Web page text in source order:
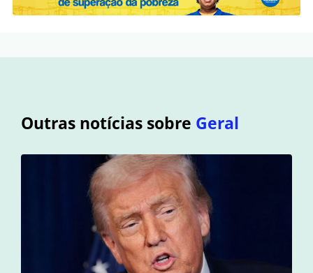
Outras notícias sobre Geral